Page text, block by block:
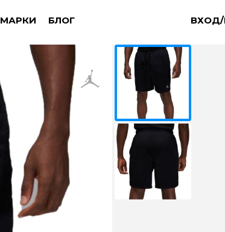
МАРКИ БЛОГ ВХОД/